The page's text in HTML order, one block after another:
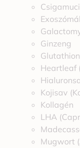
Ginzeng
Heartleaf
Kojisav
Kollagén
LHA
Mugwort